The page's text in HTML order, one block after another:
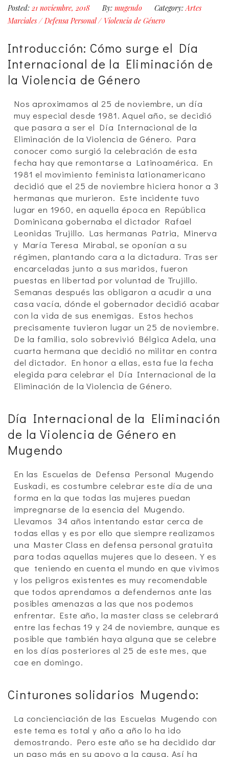
Posted: 21 noviembre, 2018 By: mugendo Category: Artes
Marciales / Defensa Personal/ Violencia de Género
Introducción: Cómo surge el Día
Internacional de la Eliminación de
la Violencia de Género
Nos aproximamos al 25 de noviembre, un día
muy especial desde 1981. Aquel año, se decidió
que pasara a ser el Día Internacional de la
Eliminación de la Violencia de Género. Para
conocer como surgió la celebración de esta
fecha hay que remontarse a Latinoamérica. En
1981 el movimiento feminista lationamericano
decidió que el 25 de noviembre hiciera honor a 3
hermanas que murieron. Este incidente tuvo
lugar en 1960, en aquella época en República
Dominicana gobernaba el dictador Rafael
Leonidas Trujillo. Las hermanas Patria, Minerva
y María Teresa Mirabal, se oponían a su
régimen, plantando cara a la dictadura. Tras ser
encarceladas junto a sus maridos, fueron
puestas en libertad por voluntad de Trujillo.
Semanas después las obligaron a acudir a una
casa vacía, dónde el gobernador decidió acabar
con la vida de sus enemigas. Estos hechos
precisamente tuvieron lugar un 25 de noviembre.
De la familia, solo sobrevivió Bélgica Adela, una
cuarta hermana que decidió no militar en contra
del dictador. En honor a ellas, esta fue la fecha
elegida para celebrar el Día Internacional de la
Eliminación de la Violencia de Género.
Día Internacional de la Eliminación
de la Violencia de Género en
Mugendo
En las Escuelas de Defensa Personal Mugendo
Euskadi, es costumbre celebrar este día de una
forma en la que todas las mujeres puedan
impregnarse de la esencia del Mugendo.
Llevamos 34 años intentando estar cerca de
todas ellas y es por ello que siempre realizamos
una Master Class en defensa personal gratuita
para todas aquellas mujeres que lo deseen. Y es
que teniendo en cuenta el mundo en que vivimos
y los peligros existentes es muy recomendable
que todos aprendamos a defendernos ante las
posibles amenazas a las que nos podemos
enfrentar. Este año, la master class se celebrará
entre las fechas 19 y 24 de noviembre, aunque es
posible que también haya alguna que se celebre
en los días posteriores al 25 de este mes, que
cae en domingo.
Cinturones solidarios Mugendo:
La concienciación de las Escuelas Mugendo con
este tema es total y año a año lo ha ido
demostrando. Pero este año se ha decidido dar
un paso más en su apoyo a la causa. Así ha